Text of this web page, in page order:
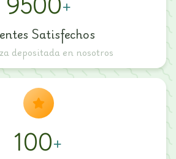
+
Satisfechos
depositada en nosotros
100+